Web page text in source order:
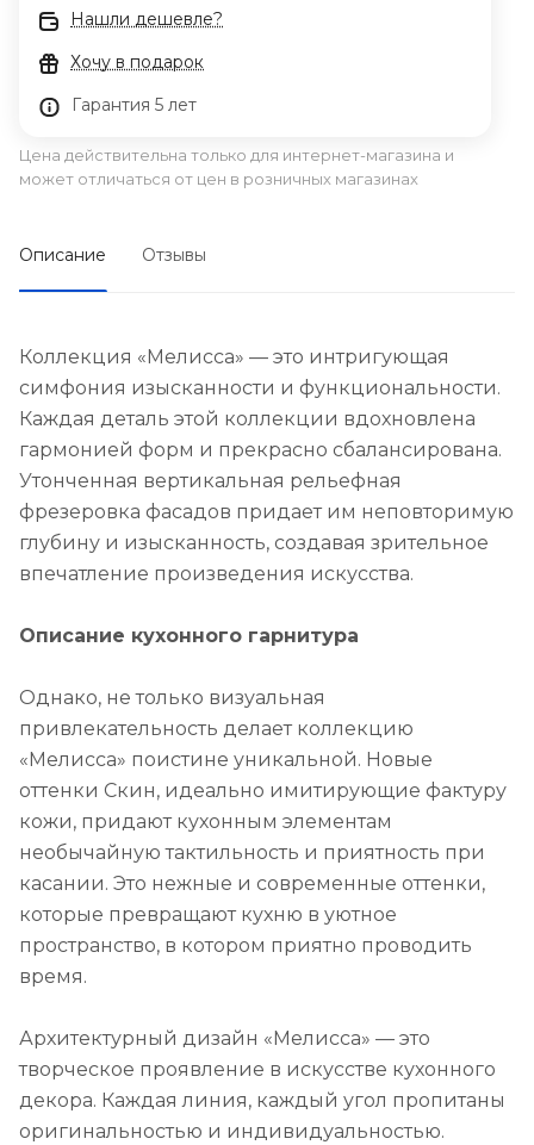
Нашли дешевле?
Хочу в подарок
Гарантия 5 лет
Цена действительна только для интернет-магазина и
может отличаться от цен в розничных магазинах
Описание Отзывы
Коллекция «Мелисса» — это интригующая
симфония изысканности и функциональности.
Каждая деталь этой коллекции вдохновлена
гармонией форм и прекрасно сбалансирована.
Утонченная вертикальная рельефная
фрезеровка фасадов придает им неповторимую
глубину и изысканность, создавая зрительное
впечатление произведения искусства.
Описание кухонного гарнитура
Однако, не только визуальная
привлекательность делает коллекцию
«Мелисса» поистине уникальной. Новые
оттенки Скин, идеально имитирующие фактуру
кожи, придают кухонным элементам
необычайную тактильность и приятность при
касании. Это нежные и современные оттенки,
которые превращают кухню в уютное
пространство, в котором приятно проводить
время.
Архитектурный дизайн «Мелисса» — это
творческое проявление в искусстве кухонного
декора. Каждая линия, каждый угол пропитаны
оригинальностью и индивидуальностью.